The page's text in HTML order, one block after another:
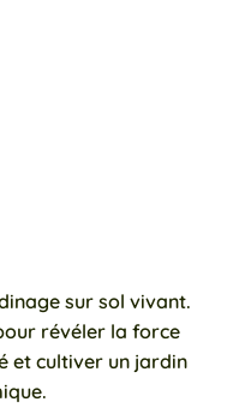
sur sol vivant.
révéler la force
et cultiver un jardin